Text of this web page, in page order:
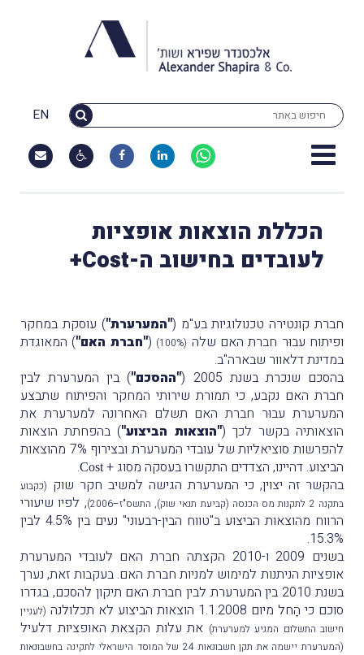
EN
הכללת הוצאות אופציות
לעובדים בחישוב ה-Cost+
חברת קונטירה טכנולוגיות בע"מ ("המערערת") עוסקת במחקר
ופיתוח עבוּר חברת האם שלה (100%)
("חברת האם") המאוגדת
במדינת דלאוור שבארה"ב.
בהסכם שנכרת בשנת 2005 (
"ההסכם") בין המערערת לבין
חברת האם נקבע, כי תמורת שירותי המחקר והפיתוח שתבצע
המערערת עבוּר חברת האם תשלם האחרונה למערערת את
הוצאותיה בקשר לכך ("הוצאות הביצוע") בהפחתת הוצאות
להפרשות סוציאליות של עובדי המערערת ובצירוף 7% מהוצאות
הביצוע. דהיינו, הצדדים התקשרו בעסקה מסוג +Cost
.
בהקשר זה יצוין, כי המערערת הגישה למשיב חקר שוק (כקבוע
בתקנה 2 לתקנות מס הכנסה (קביעת תנאי שוק), התשס"ז–2006)
, לפיו שיעורי
הרווח מהוצאות הביצוע ב"טווח הבין-רבעוני" נעים בין 4.5% לבין
15.3%.
בשנים 2009 ו-2010 הקצתה חברת האם לעובדי המערערת
אופציות הניתנות למימוש למניות חברת האם. בעקבות זאת, נערך
בשנת 2010 בין המערערת לבין חברת האם תיקון להסכם, בגדרו
סוכם כי הָחל מיום 1.1.2008 הוצאות הביצוע לא תכלולנה
(לעניין
חישוב התשלום המגיע למערערת) את עלות הקצאת האופציות דלעיל
(המערערת יישמה את תקן חשבונאות 24 של המוסד הישראלי לתקינה בחשבונאות